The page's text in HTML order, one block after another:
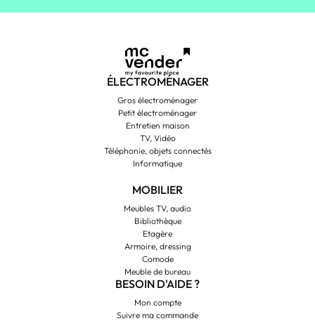
ÉLECTROMÉNAGER
Gros électroménager
Petit électroménager
Entretien maison
TV, Vidéo
Téléphonie, objets connectés
Informatique
MOBILIER
Meubles TV, audio
Bibliothèque
Etagère
Armoire, dressing
Comode
Meuble de bureau
BESOIN D'AIDE ?
Mon compte
Suivre ma commande